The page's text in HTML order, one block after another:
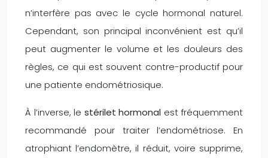
n’interfère pas avec le cycle hormonal naturel.
Cependant, son principal inconvénient est qu’il
peut augmenter le volume et les douleurs des
règles, ce qui est souvent contre-productif pour
une patiente endométriosique.
À l’inverse, le stérilet hormonal est fréquemment
recommandé pour traiter l’endométriose. En
atrophiant l’endomètre, il réduit, voire supprime,